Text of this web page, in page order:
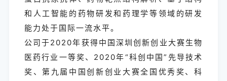
和人工智能的药物研发和药理学等领域的研发
能力处于国际一流水平。
公司于2020年获得中国深圳创新创业大赛生物
医药行业一等奖、2020年“科创中国”先导技术
奖、第九届中国创新创业大赛全国优秀奖、科